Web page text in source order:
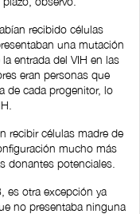
recibido células
una mutación
entrada del VIH en las
eran personas que
de cada progenitor, lo
recibir células madre de
mucho más
donantes potenciales.
es otra excepción ya
no presentaba ninguna